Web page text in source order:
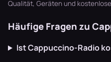
Qualität, Geräten und
Häufige Fragen zu
Ist Cappuccino-Radio